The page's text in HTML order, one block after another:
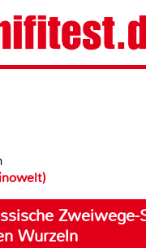
Zweiwege-
Wurzeln